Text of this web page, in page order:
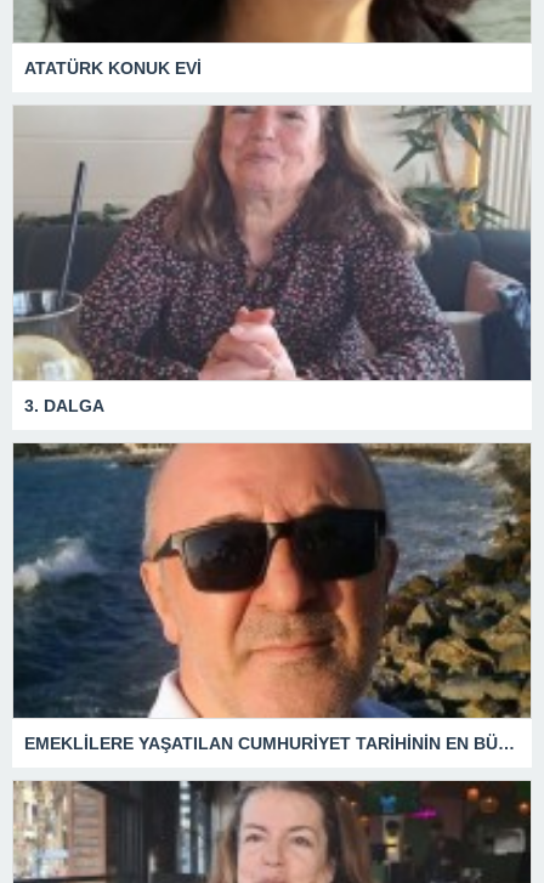
ATATÜRK KONUK EVİ
3. DALGA
EMEKLİLERE YAŞATILAN CUMHURİYET TARİHİNİN EN BÜYÜK ZULMÜNÜN DERİN ANALİZİ !